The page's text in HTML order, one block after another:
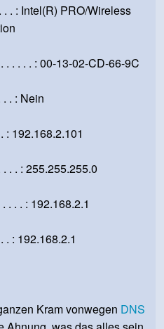
: Intel(R) PRO/Wireless
. . . : 00-13-02-CD-66-9C
. : Nein
192.168.2.101
. : 255.255.255.0
. . : 192.168.2.1
: 192.168.2.1
Kram vonwegen DNS